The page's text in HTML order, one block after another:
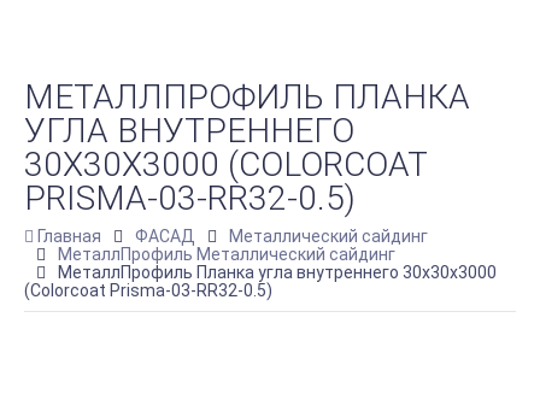
МЕТАЛЛПРОФИЛЬ ПЛАНКА
УГЛА ВНУТРЕННЕГО
30Х30Х3000 (COLORCOAT
PRISMA-03-RR32-0.5)
Главная ФАСАД
Металлический сайдинг
МеталлПрофиль Металлический сайдинг
МеталлПрофиль Планка угла внутреннего 30х30х3000
(Colorcoat Prisma-03-RR32-0.5)